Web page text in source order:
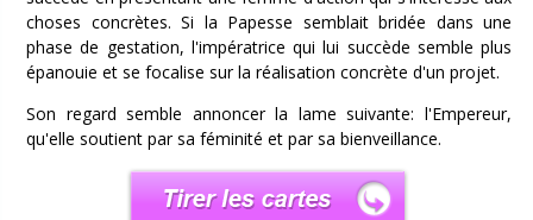
choses concrètes. Si la Papesse semblait bridée dans une
phase de gestation, l'impératrice qui lui succède semble plus
épanouie et se focalise sur la réalisation concrète d'un projet.
Son regard semble annoncer la lame suivante: l'Empereur,
qu'elle soutient par sa féminité et par sa bienveillance.